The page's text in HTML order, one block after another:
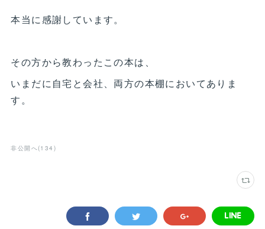
本当に感謝しています。
その方から教わったこの本は、
いまだに自宅と会社、両方の本棚においてありま
す。
非公開へ(134 )